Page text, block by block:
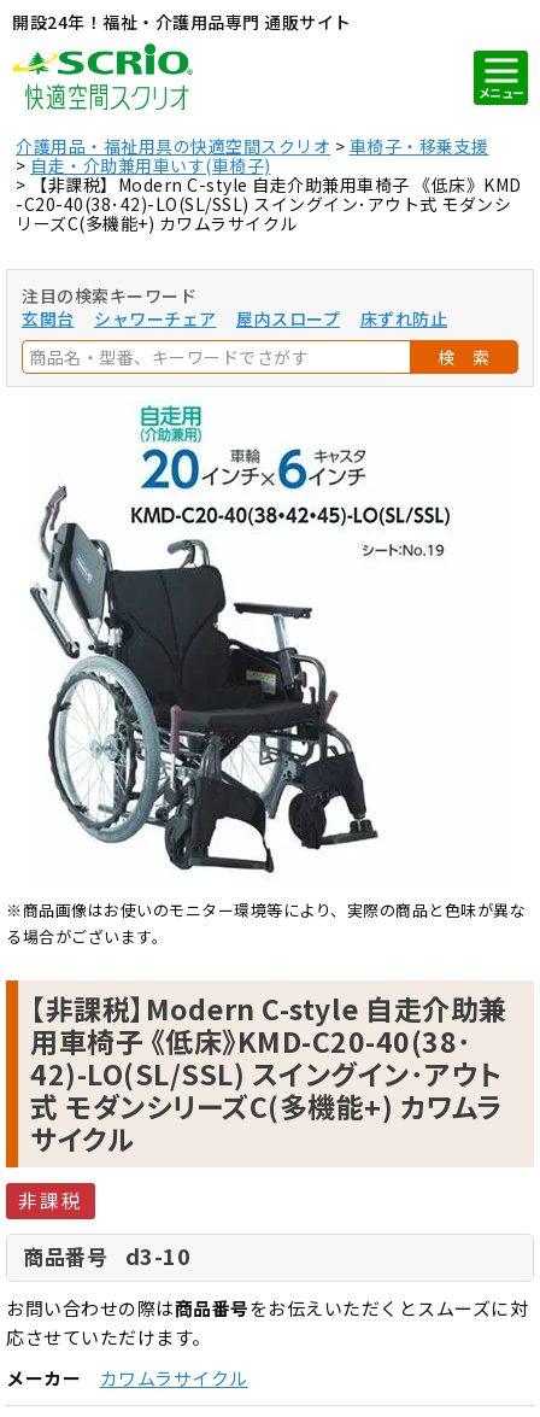
開設24年！福祉・介護用品専門 通販サイト
メニュー
介護用品・福祉用具の快適空間スクリオ
車椅子・移乗支援
自走・介助兼用車いす(車椅子)
【非課税】Modern C-style 自走介助兼用車椅子 《低床》KMD
-C20-40(38･42)-LO(SL/SSL) スイングイン･アウト式 モダンシ
リーズC(多機能+) カワムラサイクル
注目の検索キーワード
玄関台
シャワーチェア 屋内スロープ
床ずれ防止
検 索
※商品画像はお使いのモニター環境等により、実際の商品と色味が異な
る場合がございます。
【非課税】Modern C-style 自走介助兼
用車椅子 《低床》KMD-C20-40(38･
42)-LO(SL/SSL) スイングイン･アウト
式 モダンシリーズC(多機能+) カワムラ
サイクル
非課税
商品番号 d3-10
お問い合わせの際は商品番号をお伝えいただくとスムーズに対
応させていただけます。
メーカー
カワムラサイクル